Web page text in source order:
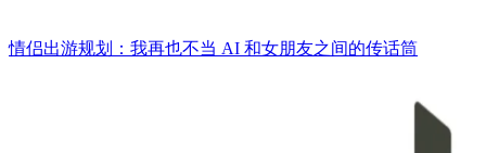
情侣出游规划：我再也不当 AI 和女朋友之间的传话筒